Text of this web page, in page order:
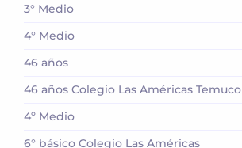
3° Medio
4° Medio
46 años
46 años Colegio Las Américas Temuco
4º Medio
6° básico Colegio Las Américas